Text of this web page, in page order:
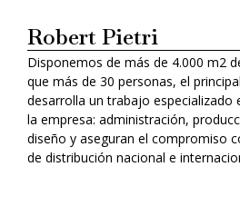
Robert Pietri
Disponemos de más de 4.000 m2
que más de 30 personas, el
desarrolla un trabajo especializado
la empresa: administración,
diseño y aseguran el compromiso
de distribución nacional e